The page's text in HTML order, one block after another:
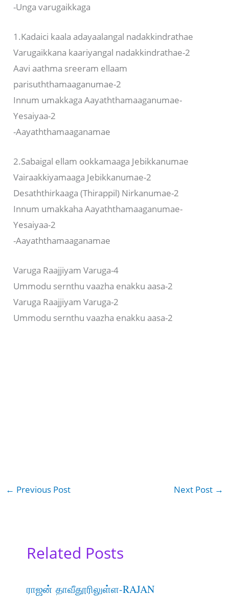
-Unga varugaikkaga
1.Kadaici kaala adayaalangal nadakkindrathae
Varugaikkana kaariyangal nadakkindrathae-2
Aavi aathma sreeram ellaam
parisuththamaaganumae-2
Innum umakkaga Aayaththamaaganumae-
Yesaiyaa-2
-Aayaththamaaganamae
2.Sabaigal ellam ookkamaaga Jebikkanumae
Vairaakkiyamaaga Jebikkanumae-2
Desaththirkaaga (Thirappil) Nirkanumae-2
Innum umakkaha Aayaththamaaganumae-
Yesaiyaa-2
-Aayaththamaaganamae
Varuga Raajjiyam Varuga-4
Ummodu sernthu vaazha enakku aasa-2
Varuga Raajjiyam Varuga-2
Ummodu sernthu vaazha enakku aasa-2
← Previous Post Next Post →
Related Posts
ராஜன் தாவீதூரிலுள்ள-RAJAN